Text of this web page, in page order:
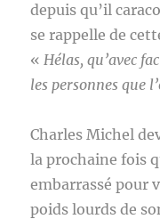
depuis qu’il
se rappelle de
«Hélas, qu’avec
les personnes que
Charles Michel
la prochaine fois
embarrassé pour
poids lourds de